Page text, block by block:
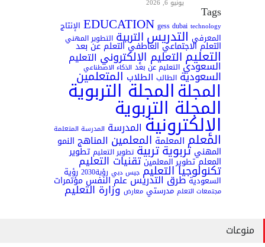
Tags
EDUCATION gess dubai technology
الإنتاج
المعرفي التدريس التربية التطوير المهني التعلم الاجتماعي العاطفي التعلم عن بعد التعليمالتعليم الإلكتروني التعليم السعودي التعليم عن بعد الذكاء الاصطناعي السعودية الطالب الطلاب المتعلمين المجلةالمجلة التربوية
المجلة التربوية
الإلكترونية المدرسة المدرسة المتعلمة المعلم المعلمة المعلمين المناهج النمو
المهني تربويةتربية تطوير التعليم تطوير
المعلم تطوير المعلمين تقنيات التعليمتكنولوجيا التعليم جيس دبي رؤية2030 رؤية
السعودية طرق التدريسعلم النفسمؤتمرات
مجتمعات التعلم مدرستي معارض وزارة التعليم
منوعات